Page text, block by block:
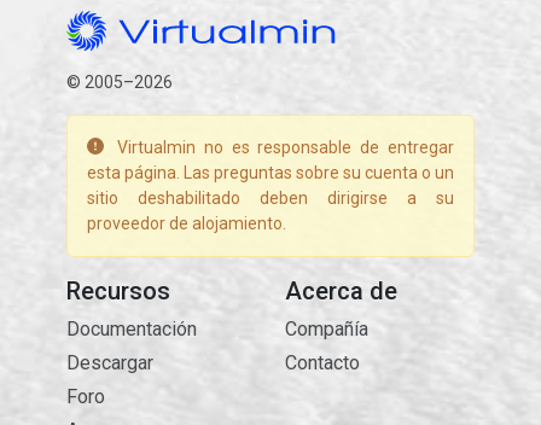
© 2005–2026
Virtualmin no es responsable de entregar
esta página. Las preguntas sobre su cuenta o un
sitio deshabilitado deben dirigirse a su
proveedor de alojamiento.
Recursos
Documentación
Descargar
Foro
Acerca de
Compañía
Contacto